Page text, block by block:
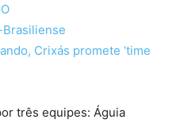
Crixás promete ‘time
três equipes: Águia